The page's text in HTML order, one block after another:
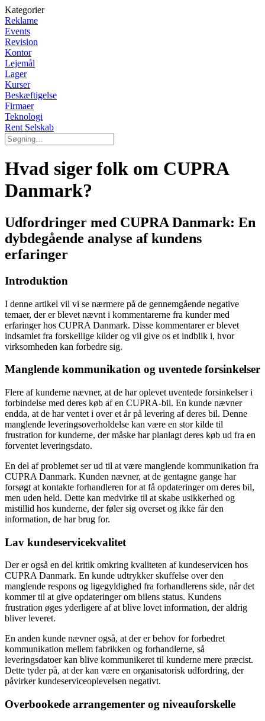
Kategorier
Reklame
Events
Revision
Kontor
Lejemål
Lager
Kurser
Beskæftigelse
Firmaer
Teknologi
Rent Selskab
Hvad siger folk om CUPRA
Danmark?
Udfordringer med CUPRA Danmark: En
dybdegående analyse af kundens
erfaringer
Introduktion
I denne artikel vil vi se nærmere på de gennemgående negative
temaer, der er blevet nævnt i kommentarerne fra kunder med
erfaringer hos CUPRA Danmark. Disse kommentarer er blevet
indsamlet fra forskellige kilder og vil give os et indblik i, hvor
virksomheden kan forbedre sig.
Manglende kommunikation og uventede forsinkelser
Flere af kunderne nævner, at de har oplevet uventede forsinkelser i
forbindelse med deres køb af en CUPRA-bil. En kunde nævner
endda, at de har ventet i over et år på levering af deres bil. Denne
manglende leveringsoverholdelse kan være en stor kilde til
frustration for kunderne, der måske har planlagt deres køb ud fra en
forventet leveringsdato.
En del af problemet ser ud til at være manglende kommunikation fra
CUPRA Danmark. Kunden nævner, at de gentagne gange har
forsøgt at kontakte forhandleren for at få opdateringer om deres bil,
men uden held. Dette kan medvirke til at skabe usikkerhed og
mistillid hos kunderne, der føler sig overset og ikke får den
information, de har brug for.
Lav kundeservicekvalitet
Der er også en del kritik omkring kvaliteten af kundeservicen hos
CUPRA Danmark. En kunde udtrykker skuffelse over den
manglende respons og ligegyldighed fra forhandlerens side, når det
kommer til at give opdateringer om bilens status. Kundens
frustration øges yderligere af at blive lovet information, der aldrig
bliver leveret.
En anden kunde nævner også, at der er behov for forbedret
kommunikation mellem fabrikken og forhandlerne, så
leveringsdatoer kan blive kommunikeret til kunderne mere præcist.
Dette tyder på, at der kan være en organisatorisk udfordring, der
påvirker kundeserviceoplevelsen negativt.
Overbookede arrangementer og niveauforskelle